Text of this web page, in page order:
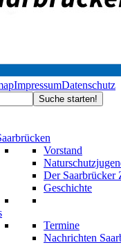
ImpressumDatenschutz
Vorstand
Der Saarbrücker
Geschichte
Termine
Nachrichten